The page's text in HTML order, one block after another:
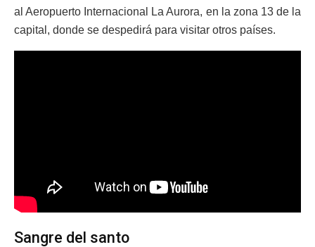
al Aeropuerto Internacional La Aurora, en la zona 13 de la
capital, donde se despedirá para visitar otros países.
Sangre del santo